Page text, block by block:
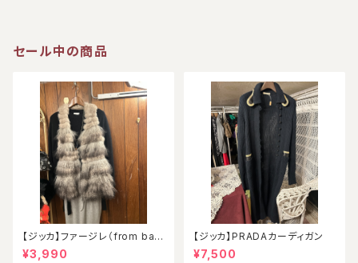
セール中の商品
【ジッカ】ファージレ（from ball
oon）
¥3,990
【ジッカ】PRADAカーディガン
¥7,500